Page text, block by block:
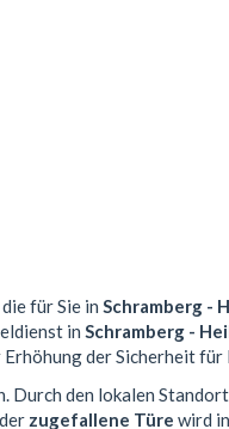
für Sie in Schramberg -
in Schramberg -
der Sicherheit für
Durch den lokalen
zugefallene Türe wird